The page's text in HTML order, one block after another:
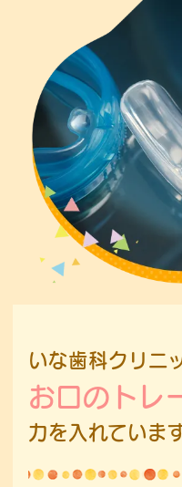
いな歯科クリニ
お口のトレ
力を入れていま